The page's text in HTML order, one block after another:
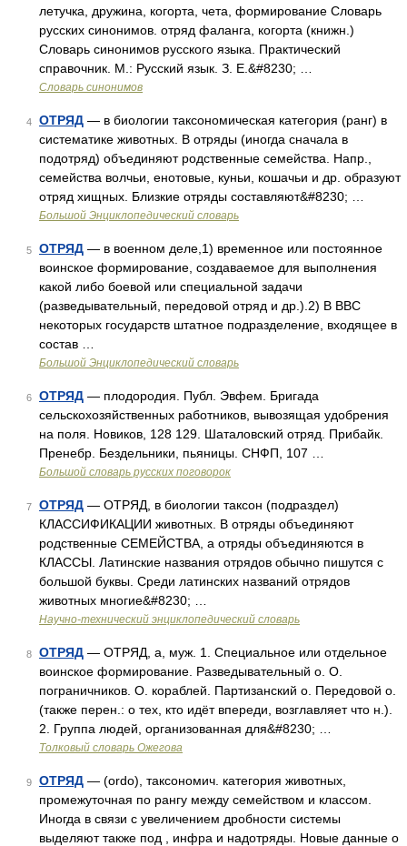
летучка, дружина, когорта, чета, формирование Словарь
русских синонимов. отряд фаланга, когорта (книжн.)
Словарь синонимов русского языка. Практический
справочник. М.: Русский язык. З. Е.&#8230; …
Словарь синонимов
4 ОТРЯД — в биологии таксономическая категория (ранг) в
систематике животных. В отряды (иногда сначала в
подотряд) объединяют родственные семейства. Напр.,
семейства волчьи, енотовые, куньи, кошачьи и др. образуют
отряд хищных. Близкие отряды составляют&#8230; …
Большой Энциклопедический словарь
5 ОТРЯД — в военном деле,1) временное или постоянное
воинское формирование, создаваемое для выполнения
какой либо боевой или специальной задачи
(разведывательный, передовой отряд и др.).2) В ВВС
некоторых государств штатное подразделение, входящее в
состав …
Большой Энциклопедический словарь
6 ОТРЯД — плодородия. Публ. Эвфем. Бригада
сельскохозяйственных работников, вывозящая удобрения
на поля. Новиков, 128 129. Шаталовский отряд. Прибайк.
Пренебр. Бездельники, пьяницы. СНФП, 107 …
Большой словарь русских поговорок
7 ОТРЯД — ОТРЯД, в биологии таксон (подраздел)
КЛАССИФИКАЦИИ животных. В отряды объединяют
родственные СЕМЕЙСТВА, а отряды объединяются в
КЛАССЫ. Латинские названия отрядов обычно пишутся с
большой буквы. Среди латинских названий отрядов
животных многие&#8230; …
Научно-технический энциклопедический словарь
8 ОТРЯД — ОТРЯД, а, муж. 1. Специальное или отдельное
воинское формирование. Разведывательный о. О.
пограничников. О. кораблей. Партизанский о. Передовой о.
(также перен.: о тех, кто идёт впереди, возглавляет что н.).
2. Группа людей, организованная для&#8230; …
Толковый словарь Ожегова
9 ОТРЯД — (ordo), таксономич. категория животных,
промежуточная по рангу между семейством и классом.
Иногда в связи с увеличением дробности системы
выделяют также под , инфра и надотряды. Новые данные о